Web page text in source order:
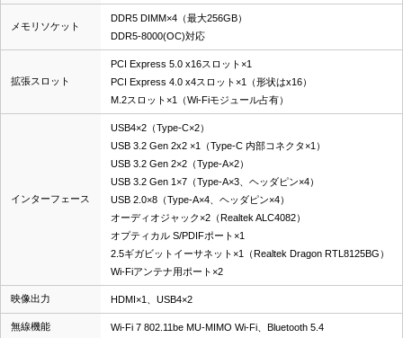
メモリソケット
DDR5 DIMM×4（最大256GB）
DDR5-8000(OC)対応
拡張スロット
PCI Express 5.0 x16スロット×1
PCI Express 4.0 x4スロット×1（形状はx16）
M.2スロット×1（Wi-Fiモジュール占有）
インターフェース
USB4×2（Type-C×2）
USB 3.2 Gen 2x2 ×1（Type-C 内部コネクタ×1）
USB 3.2 Gen 2×2（Type-A×2）
USB 3.2 Gen 1×7（Type-A×3、ヘッダピン×4）
USB 2.0×8（Type-A×4、ヘッダピン×4）
オーディオジャック×2（Realtek ALC4082）
オプティカル S/PDIFポート×1
2.5ギガビットイーサネット×1（Realtek Dragon RTL8125BG）
Wi-Fiアンテナ用ポート×2
映像出力 HDMI×1、USB4×2
無線機能 Wi-Fi 7 802.11be MU-MIMO Wi-Fi、Bluetooth 5.4